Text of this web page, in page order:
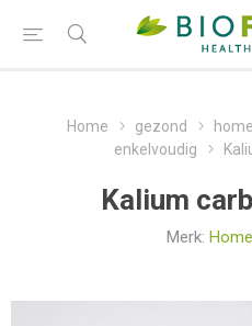
Home gezond
enkelvoudig
Kalium
Merk: